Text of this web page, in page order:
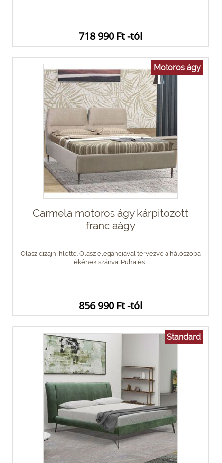
718 990 Ft -tól
Motoros ágy
Carmela motoros ágy kárpitozott
franciaágy
Olasz dizájn ihlette. Olasz eleganciával tervezve a hálószoba
ékének szánva. Puha és...
856 990 Ft -tól
Standard